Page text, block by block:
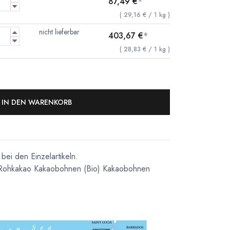
( 29,16 € / 1 kg )
nicht lieferbar 403,67 €*
( 28,83 € / 1 kg )
IN DEN WARENKORB
den Einzelartikeln.
Kakaobohnen (Bio) Kakaobohnen